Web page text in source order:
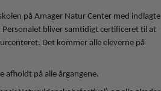
på Amager Natur Center med indlagte
bliver samtidigt certificeret til at
Det kommer alle eleverne på
på alle årgangene.